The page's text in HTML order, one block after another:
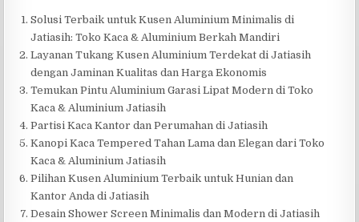
Solusi Terbaik untuk Kusen Aluminium Minimalis di
Jatiasih: Toko Kaca & Aluminium Berkah Mandiri
Layanan Tukang Kusen Aluminium Terdekat di Jatiasih
dengan Jaminan Kualitas dan Harga Ekonomis
Temukan Pintu Aluminium Garasi Lipat Modern di Toko
Kaca & Aluminium Jatiasih
Partisi Kaca Kantor dan Perumahan di Jatiasih
Kanopi Kaca Tempered Tahan Lama dan Elegan dari Toko
Kaca & Aluminium Jatiasih
Pilihan Kusen Aluminium Terbaik untuk Hunian dan
Kantor Anda di Jatiasih
Desain Shower Screen Minimalis dan Modern di Jatiasih